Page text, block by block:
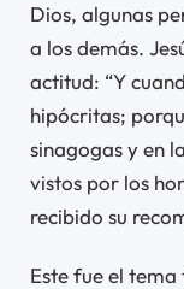
Dios, algunas
a los demás.
actitud: “Y
hipócritas;
sinagogas y en
vistos por los
recibido su
Este fue el